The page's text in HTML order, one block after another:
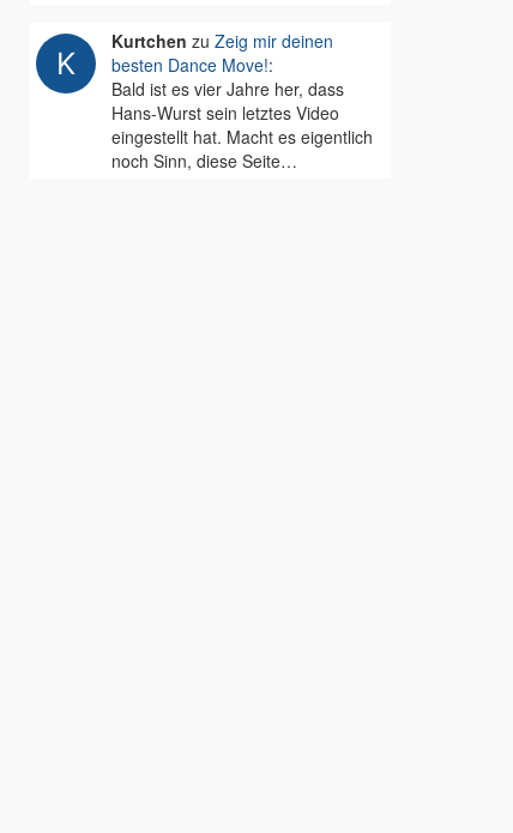
Kurtchen zu Zeig mir deinen
besten Dance Move!:
Bald ist es vier Jahre her, dass
Hans-Wurst sein letztes Video
eingestellt hat. Macht es eigentlich
noch Sinn, diese Seite…